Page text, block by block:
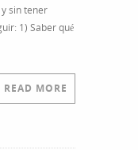
sin tener
1) Saber qué
READ MORE